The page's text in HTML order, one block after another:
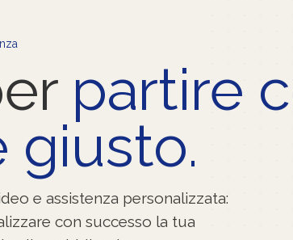
partire
giusto.
e assistenza personalizzata:
con successo la tua